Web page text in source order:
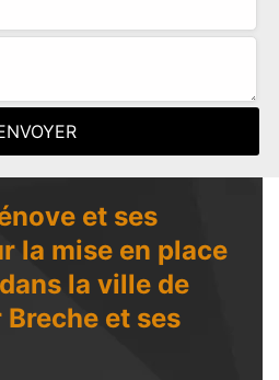
et ses
la mise en place
la ville de
et ses